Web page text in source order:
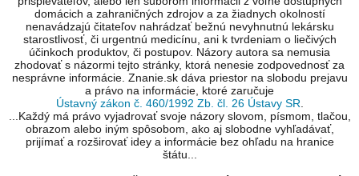
domácich a zahraničných zdrojov a za žiadnych okolností
nenavádzajú čitateľov nahrádzať bežnú nevyhnutnú lekársku
starostlivosť, či urgentnú medicínu, ani k tvrdeniam o liečivých
účinkoch produktov, či postupov. Názory autora sa nemusia
zhodovať s názormi tejto stránky, ktorá nenesie zodpovednosť za
nesprávne informácie. Znanie.sk dáva priestor na slobodu prejavu
a právo na informácie, ktoré zaručuje
Ústavný zákon č. 460/1992 Zb. čl. 26 Ústavy SR
...Každý má právo vyjadrovať svoje názory slovom, písmom, tlačou,
obrazom alebo iným spôsobom, ako aj slobodne vyhľadávať,
prijímať a rozširovať idey a informácie bez ohľadu na hranice
štátu...